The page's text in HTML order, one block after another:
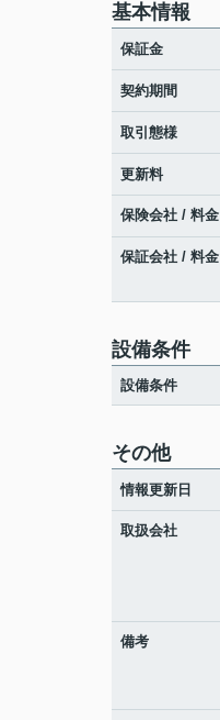
基本情報
保証金
契約期間
取引態様
更新料
保険会社 / 料金
保証会社 / 料金
設備条件
設備条件
その他
情報更新日
取扱会社
備考